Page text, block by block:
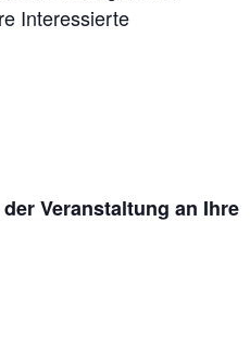
Interessierte
Veranstaltung an Ihre